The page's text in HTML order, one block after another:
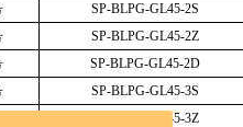
SP-BLPG-GL45-2S
SP-BLPG-GL45-2Z
SP-BLPG-GL45-2D
SP-BLPG-GL45-3S
SP-BLPG-GL45-3Z